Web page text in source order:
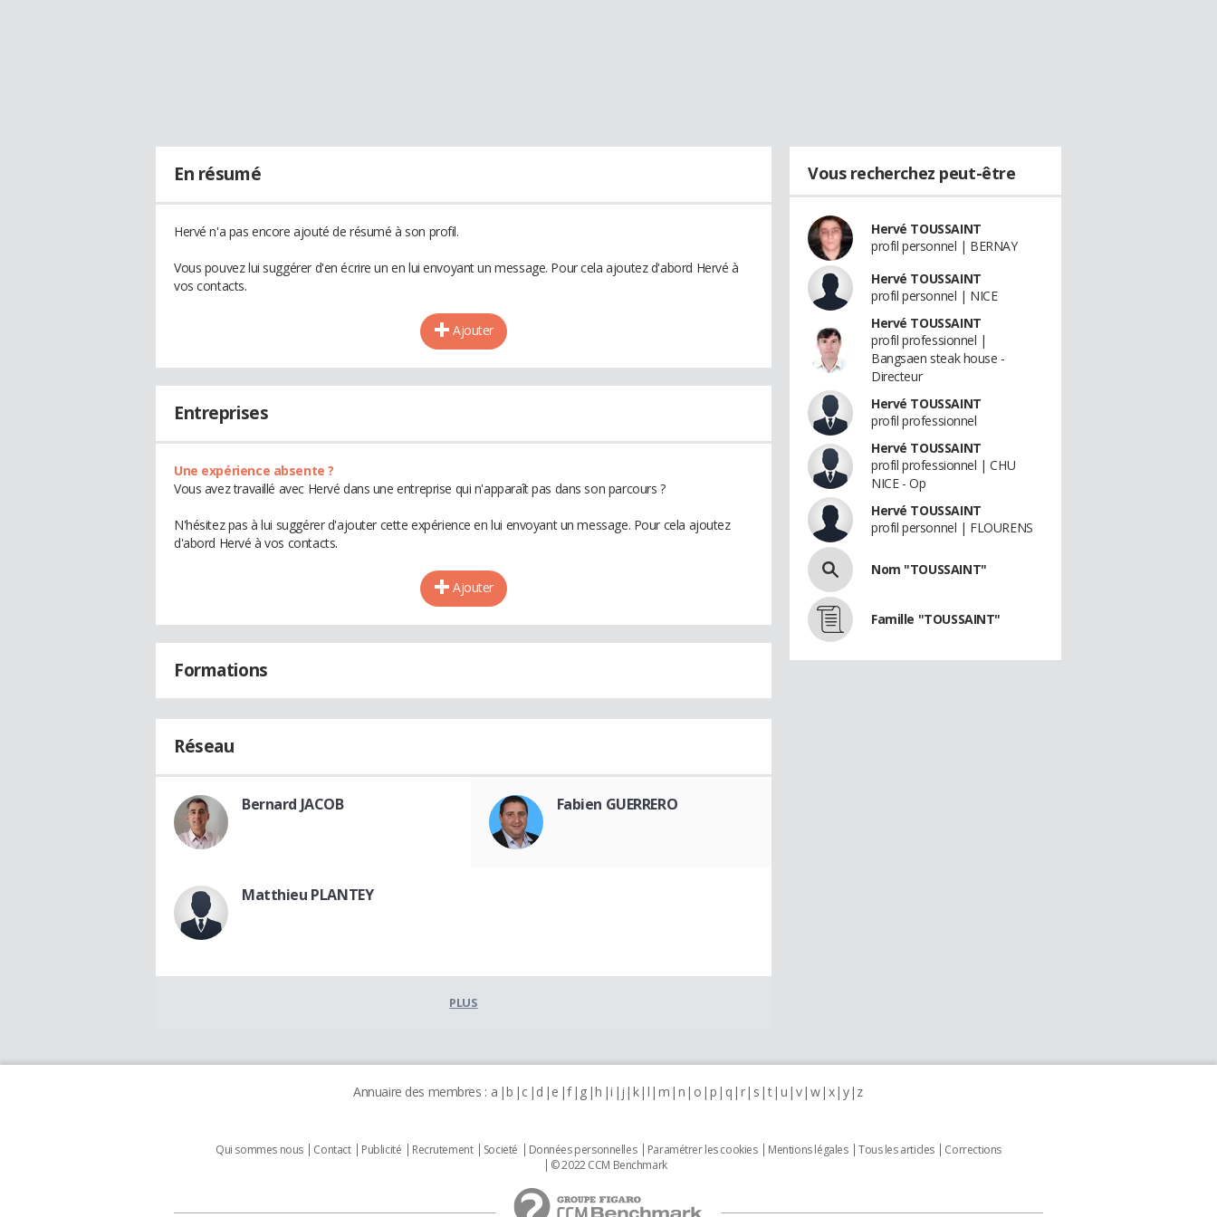
En résumé
Hervé n'a pas encore ajouté de résumé à son profil.
Vous pouvez lui suggérer d'en écrire un en lui envoyant un message. Pour cela ajoutez d'abord Hervé à
vos contacts.
Ajouter
Entreprises
Une expérience absente ?
Vous avez travaillé avec Hervé dans une entreprise qui n'apparaît pas dans son parcours ?
N'hésitez pas à lui suggérer d'ajouter cette expérience en lui envoyant un message. Pour cela ajoutez
d'abord Hervé à vos contacts.
Ajouter
Formations
Réseau
Bernard JACOB Fabien GUERRERO
Matthieu PLANTEY
PLUS
Vous recherchez peut-être
Hervé TOUSSAINT
profil personnel | BERNAY
Hervé TOUSSAINT
profil personnel | NICE
Hervé TOUSSAINT
profil professionnel |
Bangsaen steak house -
Directeur
Hervé TOUSSAINT
profil professionnel
Hervé TOUSSAINT
profil professionnel | CHU
NICE - Op
Hervé TOUSSAINT
profil personnel | FLOURENS
Nom "TOUSSAINT"
Famille "TOUSSAINT"
Annuaire des membres : a b c d e f g h i j k l m n o p q r s t u v w x y z
Qui sommes nous Contact Publicité Recrutement Societé Données personnelles Paramétrer les cookies Mentions légales Tous les articles
Corrections
© 2022 CCM Benchmark